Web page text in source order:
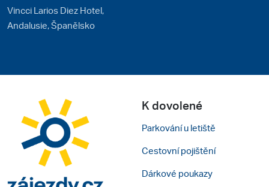
Vincci Larios Diez Hotel,
Andalusie, Španělsko
K dovolené
Parkování u letiště
Cestovní pojištění
Dárkové poukazy